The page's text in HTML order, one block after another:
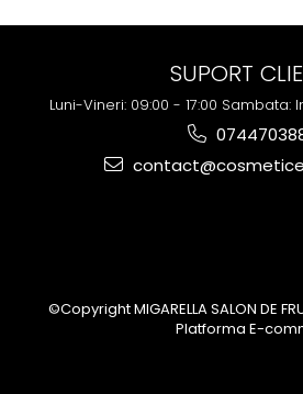
SUPORT
Luni-Vineri: 09:00 - 17:00 Sambata:
©Copyright MIGARELLA SALON DE
Platforma E-